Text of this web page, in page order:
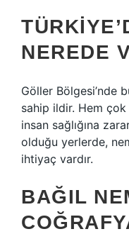
NEREDE
Göller Bölgesi’nde
sahip ildir. Hem
insan sağlığına
olduğu yerlerde,
ihtiyaç vardır.
BAĞIL